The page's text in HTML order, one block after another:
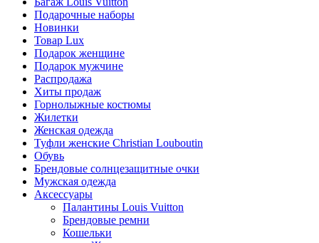
Подарочные наборы
Новинки
Товар Lux
Подарок женщине
Подарок мужчине
Распродажа
Хиты продаж
Горнолыжные костюмы
Жилетки
Женская одежда
Туфли женские Christian Louboutin
Обувь
Брендовые солнцезащитные очки
Мужская одежда
Аксессуары
Палантины Louis Vuitton
Брендовые ремни
Кошельки